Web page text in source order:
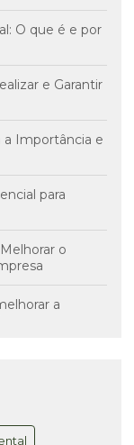
O que é e por
e Garantir
a Importância e
para
o
a
sua empresa